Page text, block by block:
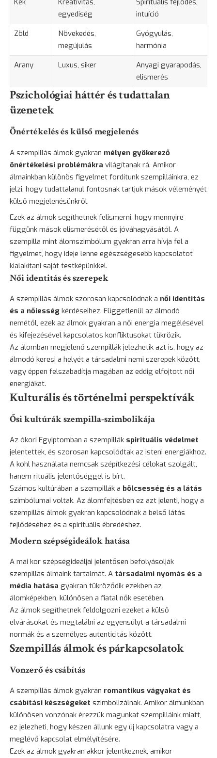
Kék
Kreativitás,
egyediség
Spirituális fejlődés,
intuíció
Zöld
Növekedés,
megújulás
Gyógyulás,
harmónia
Arany
Luxus, siker
Anyagi gyarapodás,
elismerés
Pszichológiai háttér és tudattalan
üzenetek
Önértékelés és külső megjelenés
A szempillás álmok gyakran mélyen gyökerező
önértékelési problémákra világítanak rá. Amikor
álmainkban különös figyelmet fordítunk szempilláinkra, ez
jelzi, hogy tudattalanul fontosnak tartjuk mások véleményét
külső megjelenésünkről.
Ezek az álmok segíthetnek felismerni, hogy mennyire
függünk mások elismerésétől és jóváhagyásától. A
szempilla mint álomszimbólum gyakran arra hívja fel a
figyelmet, hogy ideje lenne egészségesebb kapcsolatot
kialakítani saját testképünkkel.
Női identitás és szerepek
A szempillás álmok szorosan kapcsolódnak a női identitás
és a nőiesség kérdéseihez. Függetlenül az álmodó
nemétől, ezek az álmok gyakran a női energia megélésével
és kifejezésével kapcsolatos konfliktusokat tükrözik.
Az álomban megjelenő szempillák jelezhetik azt is, hogy az
álmodó keresi a helyét a társadalmi nemi szerepek között,
vagy éppen felszabadítja magában az eddig elfojtott női
energiákat.
Kulturális és történelmi perspektívák
Ősi kultúrák szempilla-szimbolikája
Az ókori Egyiptomban a szempillák spirituális védelmet
jelentettek, és szorosan kapcsolódtak az isteni energiákhoz.
A kohl használata nemcsak szépítkezési célokat szolgált,
hanem rituális jelentőséggel is bírt.
Számos kultúrában a szempillák a bölcsesség és a látás
szimbólumai voltak. Az álomfejtésben ez azt jelenti, hogy a
szempillás álmok gyakran kapcsolódnak a belső látás
fejlődéséhez és a spirituális ébredéshez.
Modern szépségideálok hatása
A mai kor szépségideáljai jelentősen befolyásolják
szempillás álmaink tartalmát. A társadalmi nyomás és a
média hatása gyakran tükröződik ezekben az
álomképekben, különösen a fiatal nők esetében.
Az álmok segíthetnek feldolgozni ezeket a külső
elvárásokat és megtalálni az egyensúlyt a társadalmi
normák és a személyes autenticitás között.
Szempillás álmok és párkapcsolatok
Vonzerő és csábítás
A szempillás álmok gyakran romantikus vágyakat és
csábítási készségeket szimbolizálnak. Amikor álmunkban
különösen vonzónak érezzük magunkat szempilláink miatt,
ez jelezheti, hogy készen állunk egy új kapcsolatra vagy a
meglévő kapcsolat elmélyítésére.
Ezek az álmok gyakran akkor jelentkeznek, amikor